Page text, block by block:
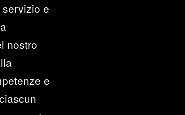
e
nostro
e